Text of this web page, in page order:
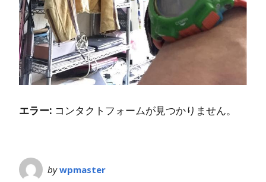
エラー: コンタクトフォームが見つかりません。
bywpmaster